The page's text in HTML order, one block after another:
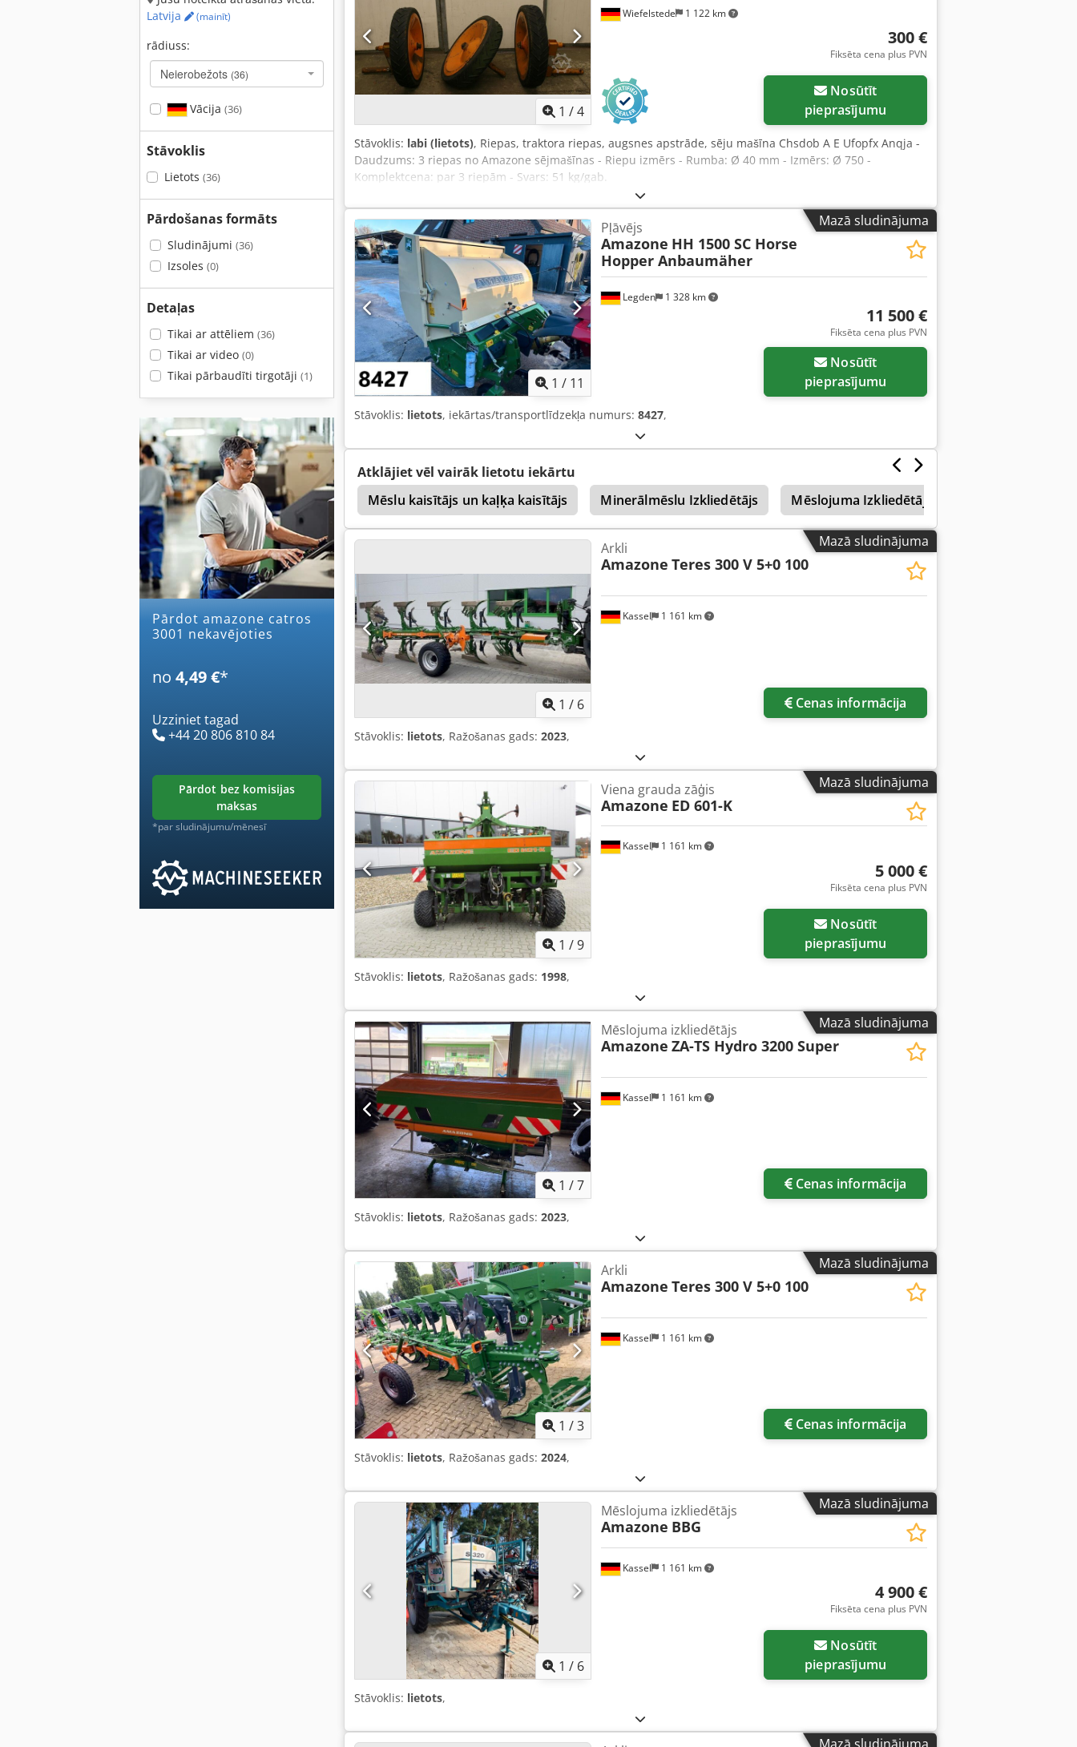
Latvija
(mainīt)
rādiuss:
Neierobežots (36)
Vācija (36)
Stāvoklis
Lietots (36)
Pārdošanas formāts
Sludinājumi (36)
Izsoles (0)
Detaļas
Tikai ar attēliem (36)
Tikai ar video (0)
Tikai pārbaudīti tirgotāji (1)
Pārdot amazone catros
3001 nekavējoties
no 4,49 €*
Uzziniet tagad
+44 20 806 810 84
pārdot bez komisijas
maksas
*par sludinājumu/mēnesī
1 /4
Wiefelstede 1 122 km
300 €
Fiksēta cena plus PVN
pieprasījumu
Stāvoklis: labi (lietots), Riepas, traktora riepas, augsnes apstrāde, sēju mašīna Chsdob A E Ufopfx Anqja -
Daudzums: 3 riepas no Amazone sējmašīnas - Riepu izmērs - Rumba: Ø 40 mm - Izmērs: Ø 750 -
Komplektcena: par 3 riepām - Svars: 51 kg/gab.
Mazā sludinājuma
1 / 11
Legden 1 328 km
Pļāvējs
Amazone HH 1500 SC Horse
Hopper Anbaumäher
11 500 €
Fiksēta cena plus PVN
pieprasījumu
Stāvoklis: lietots, iekārtas/transportlīdzekļa numurs: 8427,
Atklājiet vēl vairāk lietotu iekārtu
Mēslu kaisītājs un kaļķa kaisītājs
Minerālmēslu Izkliedētājs Mēslojuma Izkliedētājs
Arkli Arkls Dziļi Arkls
Mazā sludinājuma
1 / 6
Kassel 1 161 km
Arkli
Amazone Teres 300 V 5+0 100
Cenas informācija
Stāvoklis: lietots, Ražošanas gads: 2023,
Mazā sludinājuma
1 /9
Kassel 1 161 km
Viena grauda zāģis
Amazone ED 601-K
5 000 €
Fiksēta cena plus PVN
pieprasījumu
Stāvoklis: lietots, Ražošanas gads: 1998,
Mazā sludinājuma
1 /7
Kassel 1 161 km
Mēslojuma izkliedētājs
Amazone ZA-TS Hydro 3200 Super
Cenas informācija
Stāvoklis: lietots, Ražošanas gads: 2023,
Mazā sludinājuma
1 /3
Kassel 1 161 km
Arkli
Amazone Teres 300 V 5+0 100
Cenas informācija
Stāvoklis: lietots, Ražošanas gads: 2024,
Mazā sludinājuma
1 / 6
Kassel 1 161 km
Mēslojuma izkliedētājs
Amazone BBG
4 900 €
Fiksēta cena plus PVN
pieprasījumu
Stāvoklis: lietots,